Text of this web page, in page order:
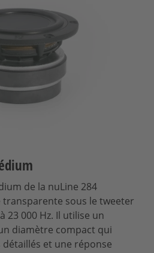
de la nuLine 284
sous le tweeter
23 000 Hz. Il utilise un
diamètre compact qui
et une réponse